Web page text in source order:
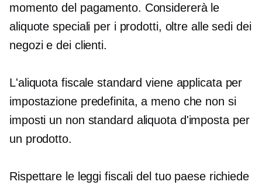
momento del pagamento. Considererà le
aliquote speciali per i prodotti, oltre alle sedi dei
negozi e dei clienti.
L'aliquota fiscale standard viene applicata per
impostazione predefinita, a meno che non si
imposti un non standard aliquota d'imposta per
un prodotto.
Rispettare le leggi fiscali del tuo paese richiede